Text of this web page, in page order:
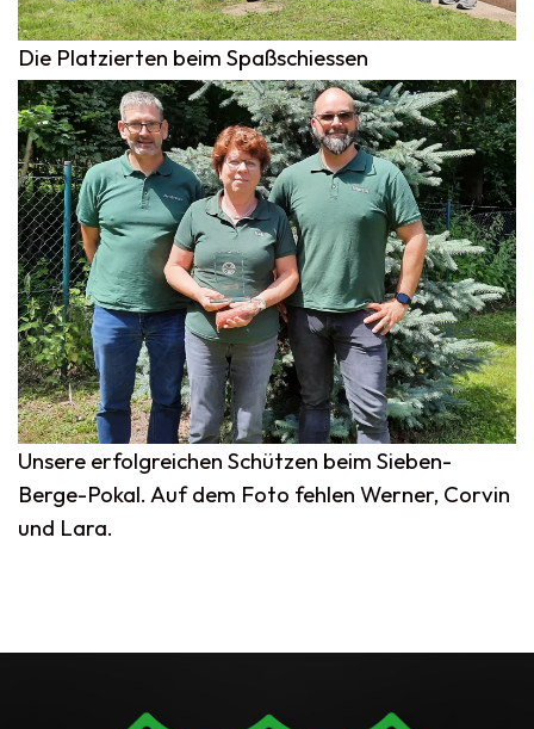
Die Platzierten beim Spaßschiessen
Unsere erfolgreichen Schützen beim Sieben-
Berge-Pokal. Auf dem Foto fehlen Werner, Corvin
und Lara.